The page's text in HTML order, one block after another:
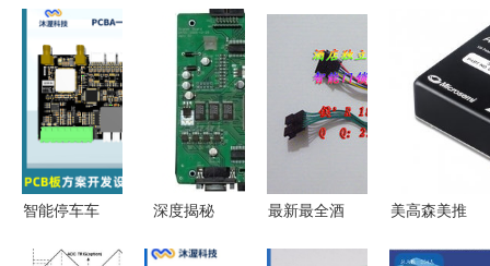
智能停车车
深度揭秘
最新最全酒
美高森美推